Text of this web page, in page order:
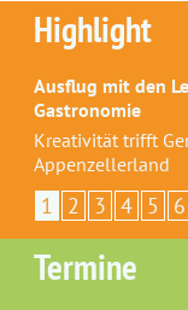
Highlight
Ausflug mit den
Gastronomie
Kreativität trifft
Appenzellerland
1 2 3 4 5 6
Termine